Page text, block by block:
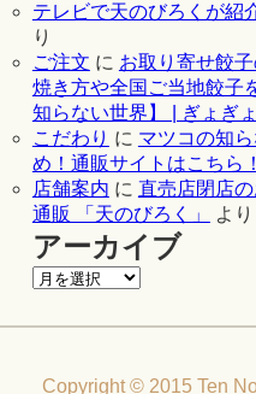
テレビで天のびろくが紹
り
ご注文 に お取り寄せ餃
焼き方や全国ご当地餃子
知らない世界】 | ぎょぎ
こだわり に マツコの知
め！通販サイトはこちら
店舗案内 に 直売店閉店
通販 「天のびろく」
より
アーカイブ
Copyright © 2015 Ten